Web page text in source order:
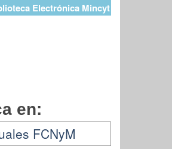
Electrónica Mincyt
en:
FCNyM